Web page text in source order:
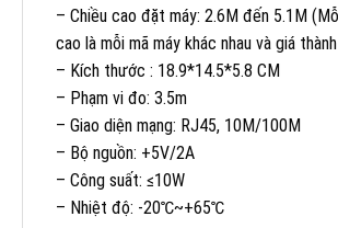
– Chiều cao đặt máy: 2.6M đến 5.1M
cao là mỗi mã máy khác nhau và giá
– Kích thước : 18.9*14.5*5.8 CM
– Phạm vi đo: 3.5m
– Giao diện mạng: RJ45, 10M/100M
– Bộ nguồn: +5V/2A
– Công suất: ≤10W
– Nhiệt độ: -20℃~+65℃